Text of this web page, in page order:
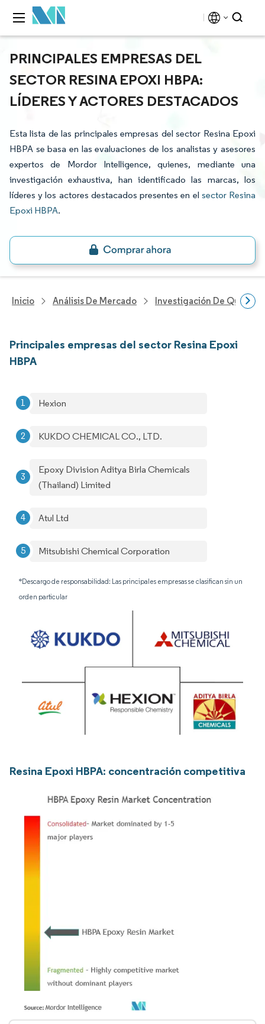
PRINCIPALES EMPRESAS DEL
SECTOR RESINA EPOXI HBPA:
LÍDERES Y ACTORES DESTACADOS
Esta lista de las principales empresas del sector Resina Epoxi
HBPA se basa en las evaluaciones de los analistas y asesores
expertos de Mordor Intelligence, quienes, mediante una
investigación exhaustiva, han identificado las marcas, los
líderes y los actores destacados presentes en el sector Resina
Epoxi HBPA.
Inicio Análisis De Mercado Investigación De
Principales empresas del sector Resina Epoxi
HBPA
Hexion
KUKDO CHEMICAL CO., LTD.
Epoxy Division Aditya Birla Chemicals
(Thailand) Limited
Atul Ltd
Mitsubishi Chemical Corporation
*Descargo de responsabilidad: Las principales empresas se clasifican sin un
orden particular
Resina Epoxi HBPA: concentración competitiva